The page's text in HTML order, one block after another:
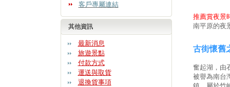
客戶專屬連結
其他資訊
最新消息
旅遊景點
付款方式
運送與取貨
退換貨事項
推薦賞夜景
南平原的夜
古街懷舊
奮起湖，由
被譽為南台